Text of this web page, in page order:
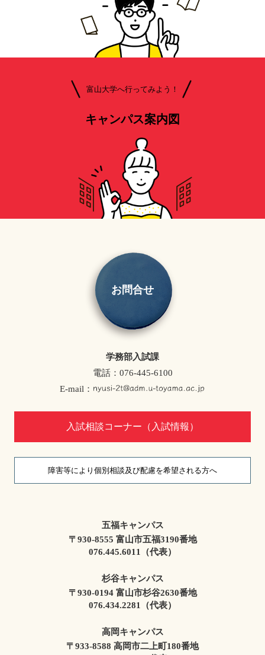
富山大学へ行ってみよう！
キャンパス案内図
お問合せ
学務部入試課
電話：076-445-6100
E-mail：
入試相談コーナー（入試情報）
障害等により個別相談及び配慮を希望される方へ
五福キャンパス
〒930-8555 富山市五福3190番地
076.445.6011（代表）
杉谷キャンパス
〒930-0194 富山市杉谷2630番地
076.434.2281（代表）
高岡キャンパス
〒933-8588 高岡市二上町180番地